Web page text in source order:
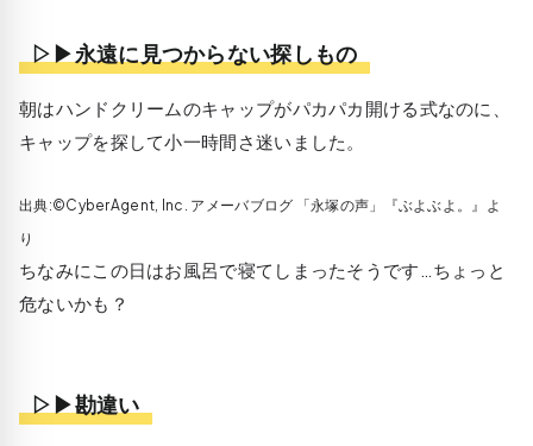
▷▶永遠に見つからない探しもの
朝はハンドクリームのキャップがパカパカ開ける式なのに、
キャップを探して小一時間さ迷いました。
出典:©CyberAgent, Inc. アメーバブログ 「永塚の声」『ぶよぶよ。』よ
り
ちなみにこの日はお風呂で寝てしまったそうです…ちょっと
危ないかも？
▷▶勘違い